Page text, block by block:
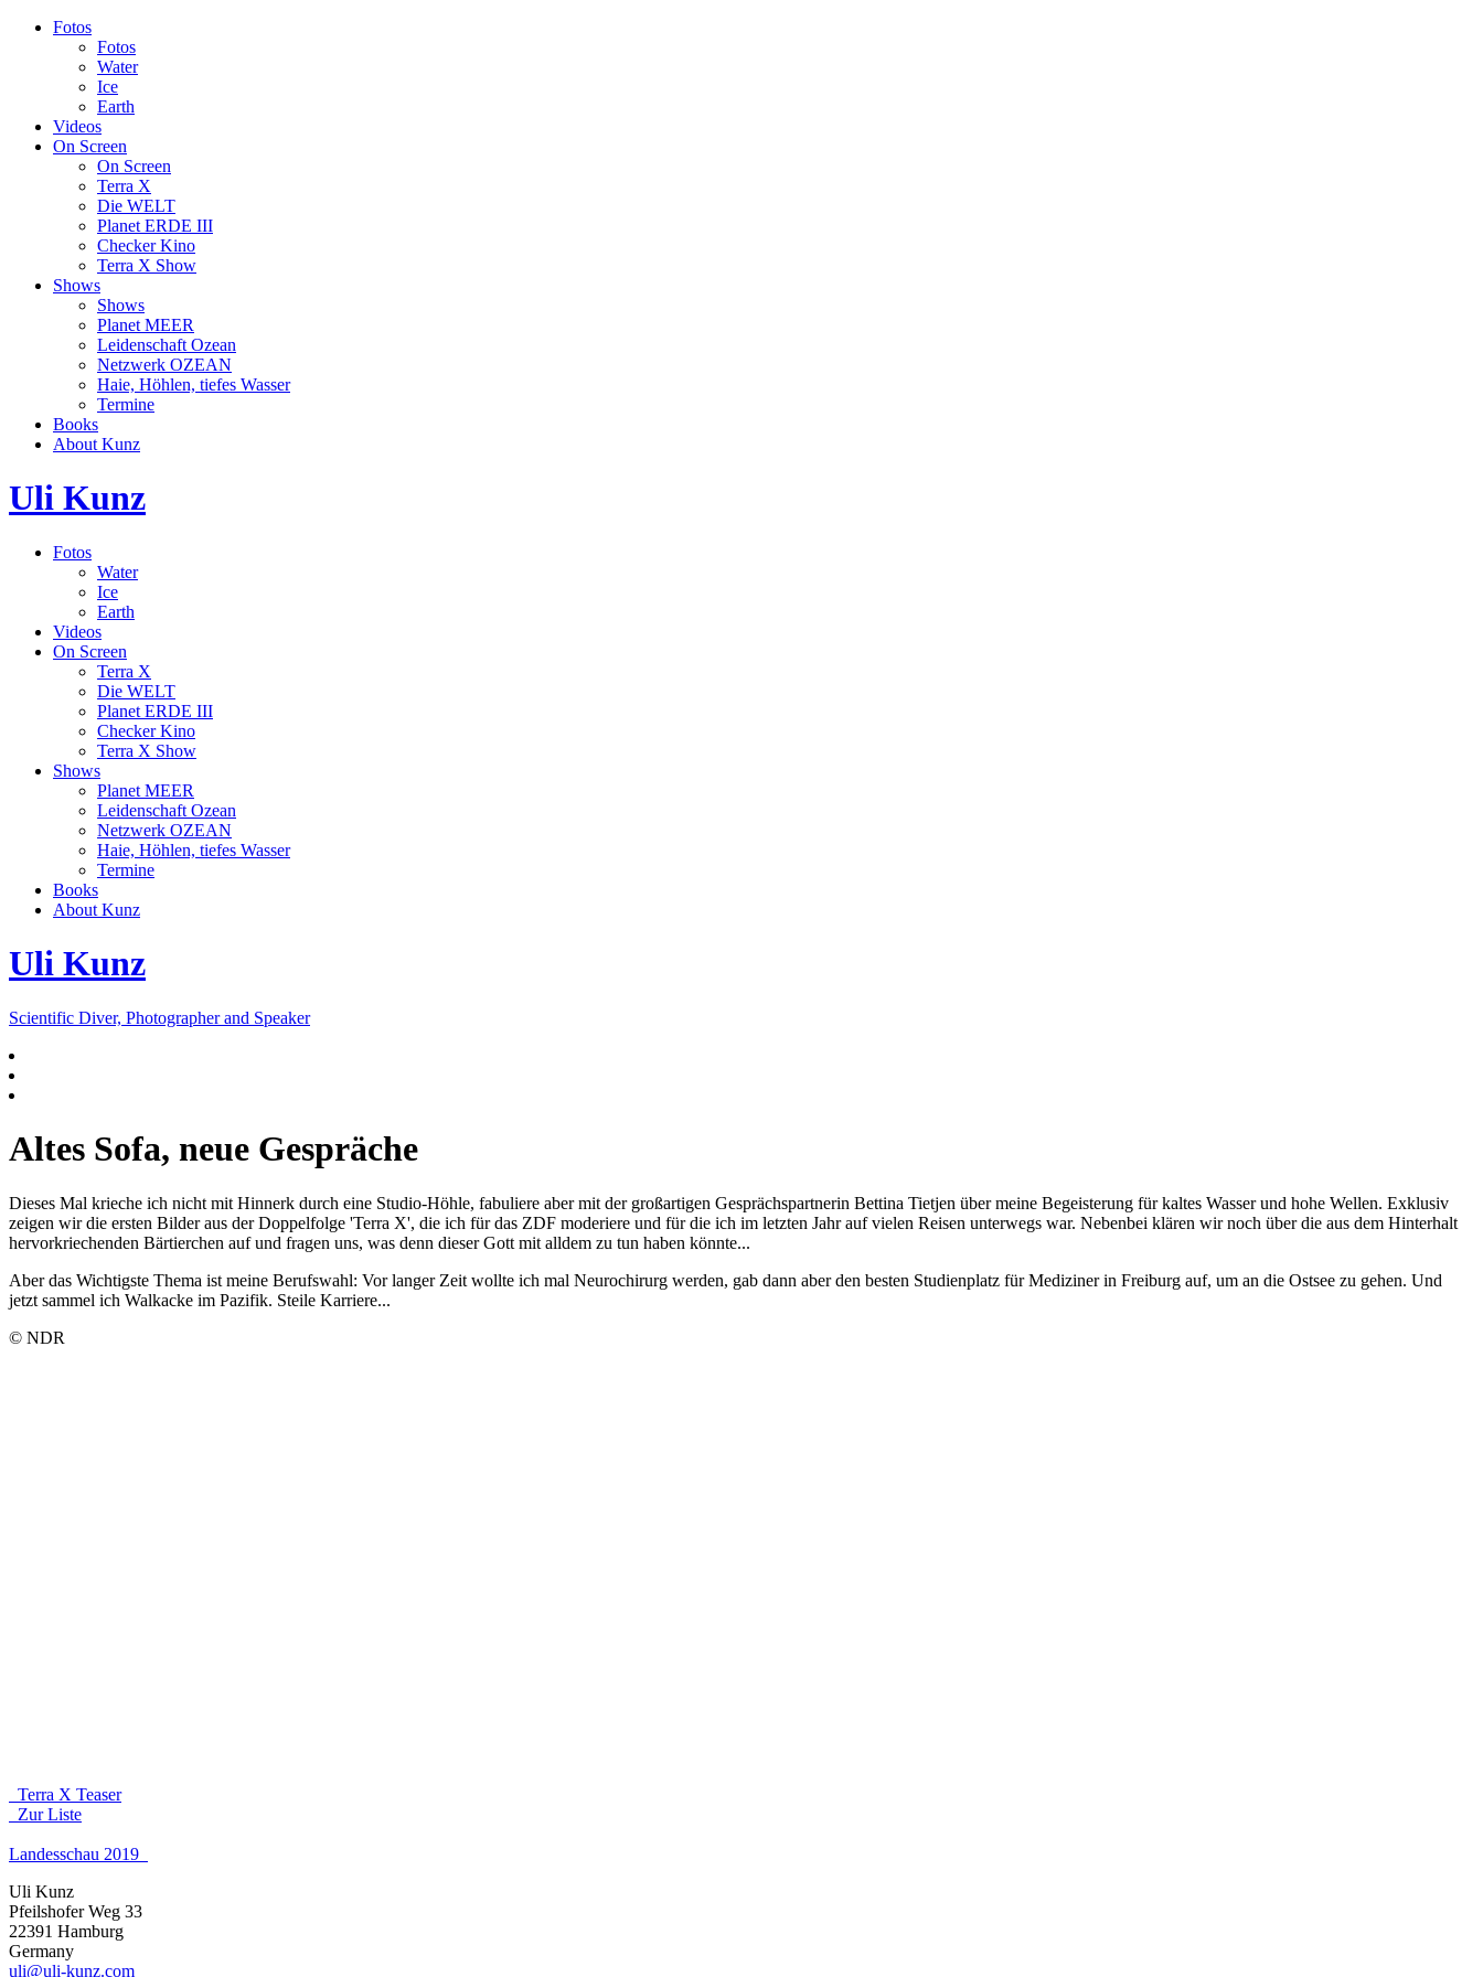
Fotos
Fotos
Water
Ice
Earth
Videos
On Screen
On Screen
Terra X
Die WELT
Planet ERDE III
Checker Kino
Terra X Show
Shows
Shows
Planet MEER
Leidenschaft Ozean
Netzwerk OZEAN
Haie, Höhlen, tiefes Wasser
Termine
Books
About Kunz
Uli Kunz
Fotos
Water
Ice
Earth
Videos
On Screen
Terra X
Die WELT
Planet ERDE III
Checker Kino
Terra X Show
Shows
Planet MEER
Leidenschaft Ozean
Netzwerk OZEAN
Haie, Höhlen, tiefes Wasser
Termine
Books
About Kunz
Uli Kunz
Scientific Diver, Photographer and Speaker
Altes Sofa, neue Gespräche
Dieses Mal krieche ich nicht mit Hinnerk durch eine Studio-Höhle, fabuliere aber mit der großartigen Gesprächspartnerin Bettina Tietjen über meine Begeisterung für kaltes Wasser und hohe Wellen. Exklusiv
zeigen wir die ersten Bilder aus der Doppelfolge 'Terra X', die ich für das ZDF moderiere und für die ich im letzten Jahr auf vielen Reisen unterwegs war. Nebenbei klären wir noch über die aus dem Hinterhalt
hervorkriechenden Bärtierchen auf und fragen uns, was denn dieser Gott mit alldem zu tun haben könnte...
Aber das Wichtigste Thema ist meine Berufswahl: Vor langer Zeit wollte ich mal Neurochirurg werden, gab dann aber den besten Studienplatz für Mediziner in Freiburg auf, um an die Ostsee zu gehen. Und
jetzt sammel ich Walkacke im Pazifik. Steile Karriere...
© NDR
Terra X Teaser
Zur Liste‌
Landesschau 2019
Uli Kunz
Pfeilshofer Weg 33
22391 Hamburg
Germany
uli@uli-kunz.com